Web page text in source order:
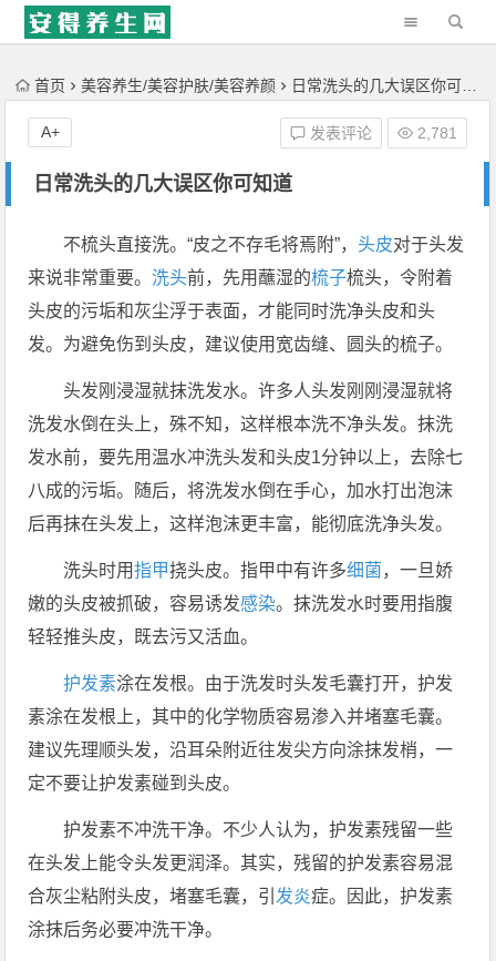
'); })();
首页 美容养生/美容护肤/美容养颜 日常洗头的几大误区你可知道
日常洗头的几大误区你可知道
发表评论 2,781
A+
不梳头直接洗。“皮之不存毛将焉附”， 头皮对于头发
来说非常重要。洗头前，先用蘸湿的梳子梳头，令附着
头皮的污垢和灰尘浮于表面，才能同时洗净头皮和头
发。为避免伤到头皮，建议使用宽齿缝、圆头的梳子。
头发刚浸湿就抹洗发水。许多人头发刚刚浸湿就将
洗发水倒在头上，殊不知，这样根本洗不净头发。抹洗
发水前，要先用温水冲洗头发和头皮1分钟以上，去除七
八成的污垢。随后，将洗发水倒在手心，加水打出泡沫
后再抹在头发上，这样泡沫更丰富，能彻底洗净头发。
洗头时用指甲挠头皮。指甲中有许多细菌，一旦娇
嫩的头皮被抓破，容易诱发感染。抹洗发水时要用指腹
轻轻推头皮，既去污又活血。
护发素涂在发根。由于洗发时头发毛囊打开，护发
素涂在发根上，其中的化学物质容易渗入并堵塞毛囊。
建议先理顺头发，沿耳朵附近往发尖方向涂抹发梢，一
定不要让护发素碰到头皮。
护发素不冲洗干净。不少人认为，护发素残留一些
在头发上能令头发更润泽。其实，残留的护发素容易混
合灰尘粘附头皮，堵塞毛囊，引 发炎症。因此，护发素
涂抹后务必要冲洗干净。